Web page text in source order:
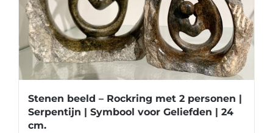
Stenen beeld – Rockring met 2 personen |
Serpentijn | Symbool voor Geliefden | 24
cm.